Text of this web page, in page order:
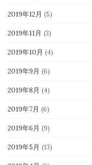
2019年12月 (5)
2019年11月 (3)
2019年10月 (4)
2019年9月 (6)
2019年8月 (4)
2019年7月 (6)
2019年6月 (9)
2019年5月 (13)